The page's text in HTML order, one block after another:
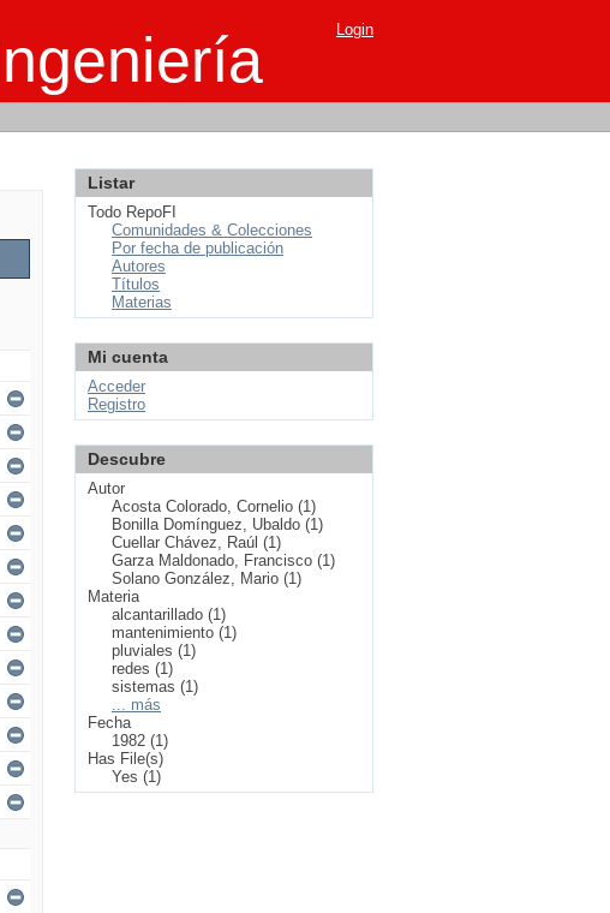
Login
Listar
Todo RepoFI
Comunidades & Colecciones
Por fecha de publicación
Autores
Títulos
Materias
Mi cuenta
Acceder
Registro
Descubre
Autor
Acosta Colorado, Cornelio (1)
Bonilla Domínguez, Ubaldo (1)
Cuellar Chávez, Raúl (1)
Garza Maldonado, Francisco (1)
Solano González, Mario (1)
Materia
alcantarillado (1)
mantenimiento (1)
pluviales (1)
redes (1)
sistemas (1)
... más
Fecha
1982 (1)
Has File(s)
Yes (1)